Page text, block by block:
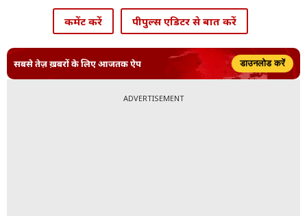
कमेंट करें पीपुल्स एडिटर से बात करें
सबसे तेज़ ख़बरों के लिए आजतक ऐप डाउनलोड करें
ADVERTISEMENT